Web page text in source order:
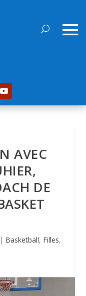
AVEC
DE
| Basketball, Filles,